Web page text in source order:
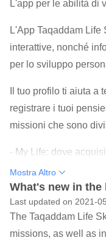
L'app per le abilità di
L'App Taqaddam
interattive, nonché
per lo sviluppo
Il tuo profilo ti aiuta a
registrare i tuoi
missioni che sono
- My Life: dove
stesso ed esplorerai i
- My Life Skills: dove
di vita, tra cui
- Make it Happen è il
abilità di vita, ad
Mostra Altro
What's new in the
Last updated on 2021-
The Taqaddam Life
missions, as well as